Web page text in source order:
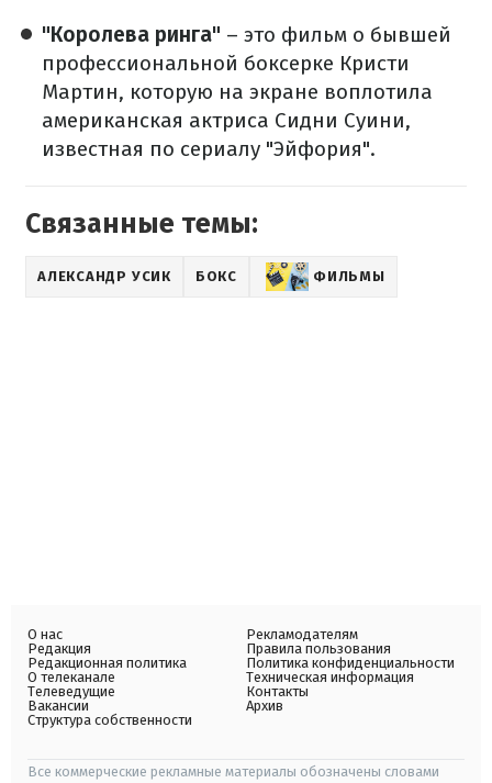
"Королева ринга" – это фильм о бывшей
профессиональной боксерке Кристи
Мартин, которую на экране воплотила
американская актриса Сидни Суини,
известная по сериалу "Эйфория".
Связанные темы:
АЛЕКСАНДР УСИК БОКС ФИЛЬМЫ
О нас
Редакция
Редакционная политика
О телеканале
Телеведущие
Вакансии
Структура собственности
Рекламодателям
Правила пользования
Политика конфиденциальности
Техническая информация
Контакты
Архив
Все коммерческие рекламные материалы обозначены словами